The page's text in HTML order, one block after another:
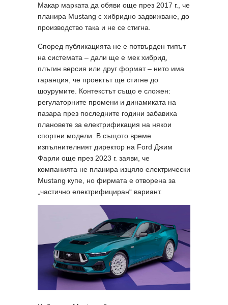
Макар марката да обяви още през 2017 г., че
планира Mustang с хибридно задвижване, до
производство така и не се стигна.
Според публикацията не е потвърден типът
на системата – дали ще е мек хибрид,
плъгин версия или друг формат – нито има
гаранция, че проектът ще стигне до
шоурумите. Контекстът също е сложен:
регулаторните промени и динамиката на
пазара през последните години забавиха
плановете за електрификация на някои
спортни модели. В същото време
изпълнителният директор на Ford Джим
Фарли още през 2023 г. заяви, че
компанията не планира изцяло електрически
Mustang купе, но фирмата е отворена за
„частично електрифициран“ вариант.